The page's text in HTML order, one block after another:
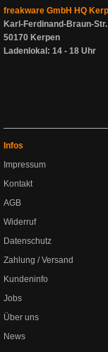
freakware GmbH HQ
Karl-Ferdinand-Braun-
50170 Kerpen
Ladenlokal: 14 - 18 Uhr
Infos
Impressum
Kontakt
AGB
Widerruf
Datenschutz
Zahlung / Versand
Kundeninfo
Jobs
Über uns
News